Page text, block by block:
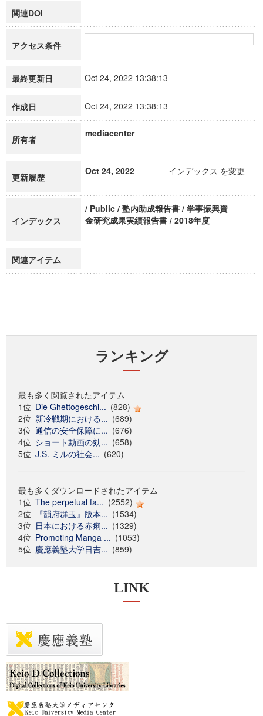
関連DOI
アクセス条件
最終更新日 Oct 24, 2022 13:38:13
作成日 Oct 24, 2022 13:38:13
所有者
mediacenter
更新履歴
Oct 24, 2022 インデックス を変更
インデックス
/ Public / 塾内助成報告書 / 学事振興資
金研究成果実績報告書 / 2018年度
関連アイテム
ランキング
最も多く閲覧されたアイテム
1位 Die Ghettogeschi... (828)
2位 新冷戦期における... (689)
3位 通信の安全保障に... (676)
4位 ショート動画の効... (658)
5位 J.S. ミルの社会... (620)
最も多くダウンロードされたアイテム
1位 The perpetual fa... (2552)
2位
『韻府群玉』版本... (1534)
3位 日本における赤痢... (1329)
4位 Promoting Manga ... (1053)
5位 慶應義塾大学日吉... (859)
LINK